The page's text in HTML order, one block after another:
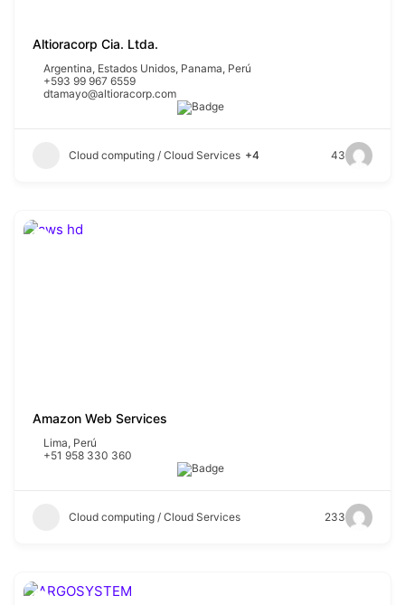
Altioracorp Cia. Ltda.
Argentina, Estados Unidos, Panama, Perú
+593 99 967 6559
dtamayo@altioracorp.com
Cloud computing / Cloud Services +4 43
Amazon Web Services
Lima, Perú
+51 958 330 360
Cloud computing / Cloud Services 233